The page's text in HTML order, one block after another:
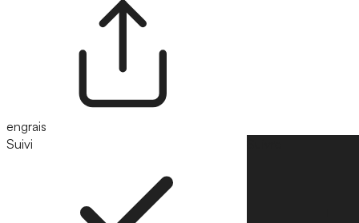
engrais
Suivi